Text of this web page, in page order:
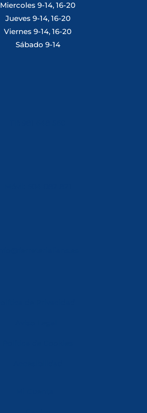
Miercoles 9-14, 16-20
Jueves 9-14, 16-20
Viernes 9-14, 16-20
Sábado 9-14